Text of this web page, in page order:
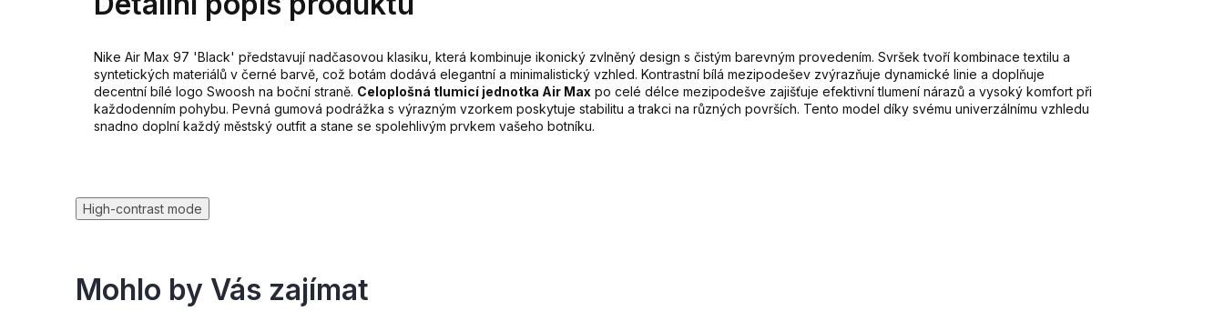
Nike Air Max 97 'Black' představují nadčasovou klasiku, která kombinuje ikonický zvlněný design s čistým barevným provedením. Svršek tvoří kombinace textilu a
syntetických materiálů v černé barvě, což botám dodává elegantní a minimalistický vzhled. Kontrastní bílá mezipodešev zvýrazňuje dynamické linie a doplňuje
decentní bílé logo Swoosh na boční straně. Celoplošná tlumicí jednotka Air Max po celé délce mezipodešve zajišťuje efektivní tlumení nárazů a vysoký komfort při
každodenním pohybu. Pevná gumová podrážka s výrazným vzorkem poskytuje stabilitu a trakci na různých površích. Tento model díky svému univerzálnímu vzhledu
snadno doplní každý městský outfit a stane se spolehlivým prvkem vašeho botníku.
High-contrast mode